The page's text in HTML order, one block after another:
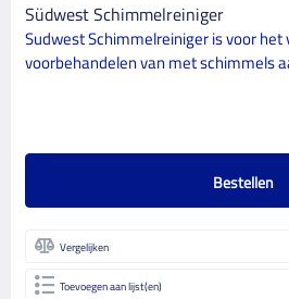
Südwest Schimmelreiniger
Sudwest Schimmelreiniger is voor het
voorbehandelen van met schimmels
Bestellen
Vergelijken
Toevoegen aan lijst(en)